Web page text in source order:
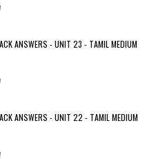
ANSWERS - UNIT 23 - TAMIL MEDIUM
ANSWERS - UNIT 22 - TAMIL MEDIUM